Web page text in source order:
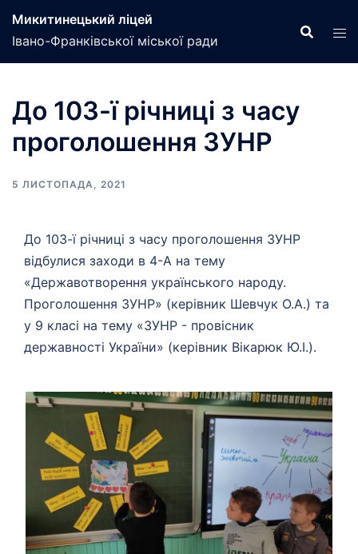
Микитинецький ліцей
Івано-Франківської міської ради
До 103-ї річниці з часу
проголошення ЗУНР
5 ЛИСТОПАДА, 2021
До 103-ї річниці з часу проголошення ЗУНР
відбулися заходи в 4-А на тему
«Державотворення українського народу.
Проголошення ЗУНР» (керівник Шевчук О.А.) та
у 9 класі на тему «ЗУНР - провісник
державності України» (керівник Вікарюк Ю.І.).